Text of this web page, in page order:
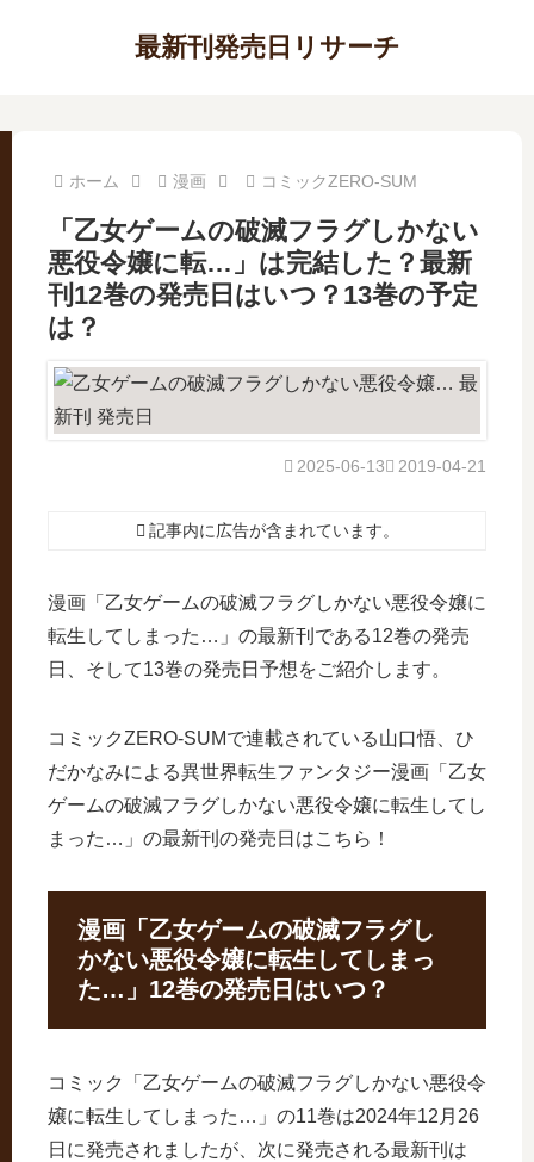
最新刊発売日リサーチ
ホーム 漫画 コミックZERO-SUM
「乙女ゲームの破滅フラグしかない
悪役令嬢に転…」は完結した？最新
刊12巻の発売日はいつ？13巻の予定
は？
2019-04-21
2025-06-13
記事内に広告が含まれています。
漫画「乙女ゲームの破滅フラグしかない悪役令嬢に
転生してしまった…」の最新刊である12巻の発売
日、そして13巻の発売日予想をご紹介します。
コミックZERO-SUMで連載されている山口悟、ひ
だかなみによる異世界転生ファンタジー漫画「乙女
ゲームの破滅フラグしかない悪役令嬢に転生してし
まった…」の最新刊の発売日はこちら！
漫画「乙女ゲームの破滅フラグし
かない悪役令嬢に転生してしまっ
た…」12巻の発売日はいつ？
コミック「乙女ゲームの破滅フラグしかない悪役令
嬢に転生してしまった…」の11巻は2024年12月26
日に発売されましたが、次に発売される最新刊は